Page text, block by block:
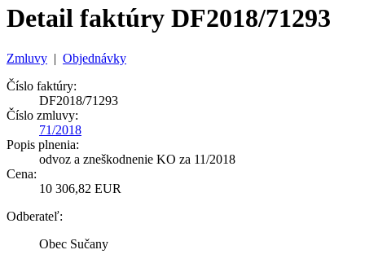
Detail faktúry DF2018/71293
Zmluvy | Objednávky
Číslo faktúry:
DF2018/71293
Číslo zmluvy:
71/2018
Popis plnenia:
odvoz a zneškodnenie KO za 11/2018
Cena:
10 306,82 EUR
Odberateľ:
Obec Sučany